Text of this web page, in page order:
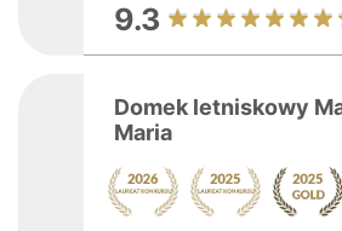
9.3
Domek letniskowy
Maria